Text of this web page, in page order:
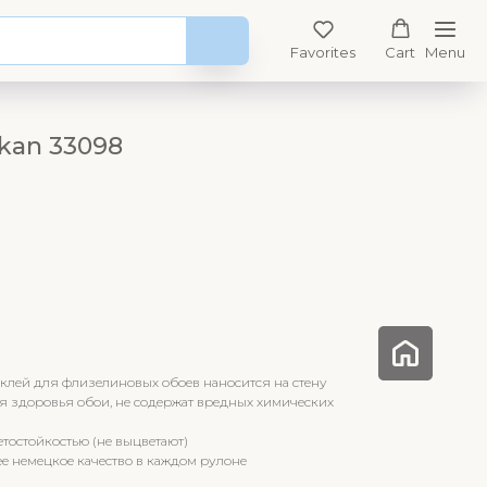
Favorites Cart Menu
33098
для флизелиновых обоев наносится на стену
здоровья обои, не содержат вредных химических
(не выцветают)
немецкое качество в каждом рулоне